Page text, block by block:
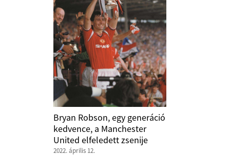
Bryan Robson, egy generáció
kedvence, a Manchester
United elfeledett zsenije
2022. április 12.